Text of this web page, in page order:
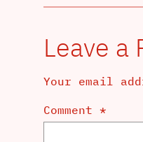
Leave a
Your email
Comment *